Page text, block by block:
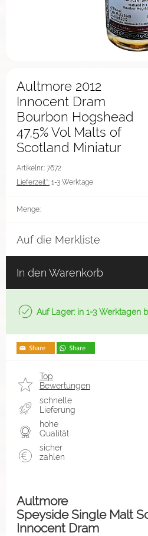
Aultmore 2012
Innocent Dram
Bourbon Hogshead
47,5% Vol Malts of
Scotland Miniatur
Artikelnr.: 7672
Lieferzeit*: 1-3 Werktage
Menge:
Auf die Merkliste
In den Warenkorb
Auf Lager: in 1-3 Werktagen
Top
Bewertungen
schnelle
Lieferung
hohe
Qualität
sicher
zahlen
Aultmore
Speyside Single Malt
Innocent Dram